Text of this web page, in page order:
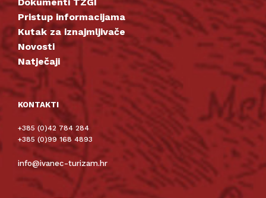
Pristup informacijama
Kutak za iznajmljivače
Novosti
Natječaji
KONTAKTI
+385 (0)42 784 284
+385 (0)99 168 4893
info@ivanec-turizam.hr